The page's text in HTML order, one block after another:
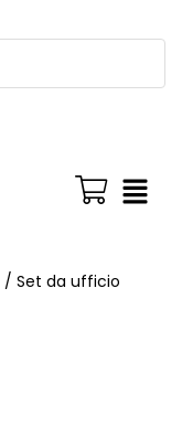
/ Set da ufficio